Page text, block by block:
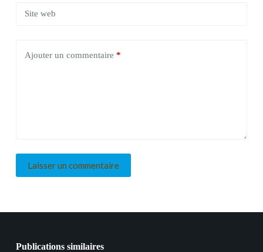
Site web
Ajouter un commentaire *
Laisser un commentaire
Publications similaires